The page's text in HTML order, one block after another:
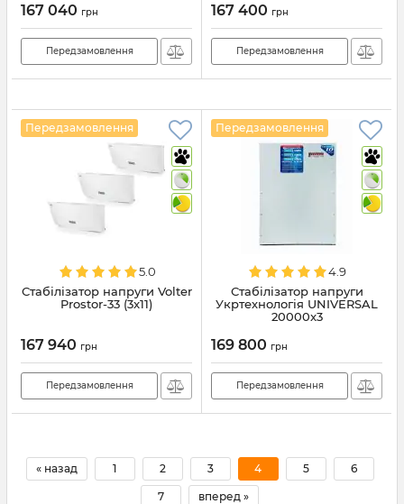
167 040 грн
Передзамовлення
167 400 грн
Передзамовлення
Передзамовлення
5.0
Стабілізатор напруги Volter
Prostor-33 (3x11)
167 940 грн
Передзамовлення
Передзамовлення
4.9
Стабілізатор напруги
Укртехнологія UNIVERSAL
20000x3
169 800 грн
Передзамовлення
« назад 1 2 3 4 5 6
7 вперед »